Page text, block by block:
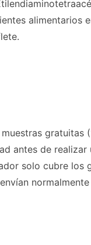
alimentarios
gratuitas
antes de realizar
solo cubre los